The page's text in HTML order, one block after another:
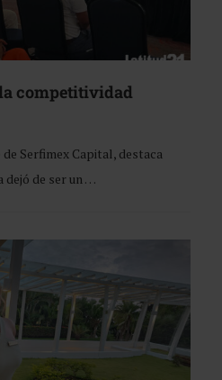
competitividad
Serfimex Capital, destaca
dejó de ser un …